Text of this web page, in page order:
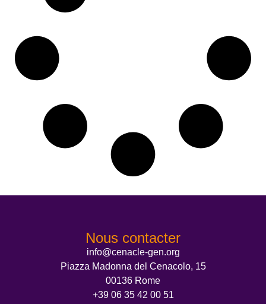
Nous contacter
info@cenacle-gen.org
Piazza Madonna del Cenacolo, 15
00136 Rome
+39 06 35 42 00 51